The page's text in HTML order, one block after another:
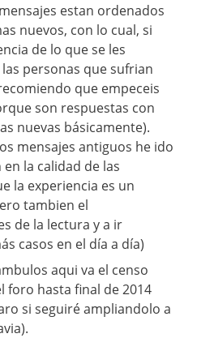
estan ordenados
nuevos, con lo cual, si
de lo que se les
personas que sufrian
que empeceis
son respuestas con
nuevas básicamente).
mensajes antiguos he ido
la calidad de las
la experiencia es un
tambien el
de la lectura y a ir
casos en el día a día)
aqui va el censo
foro hasta final de 2014
si seguiré ampliandolo a